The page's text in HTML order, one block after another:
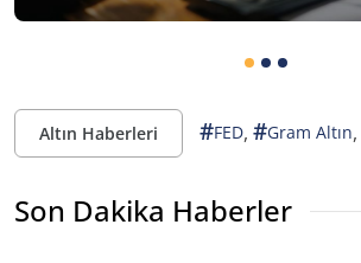
Altın Haberleri #FED, #Gram Altın,
Son Dakika Haberler